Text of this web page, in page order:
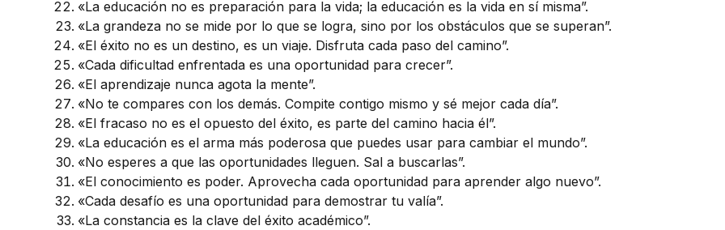
«La educación no es preparación para la vida; la educación es la vida en sí misma”.
«La grandeza no se mide por lo que se logra, sino por los obstáculos que se superan”.
«El éxito no es un destino, es un viaje. Disfruta cada paso del camino”.
«Cada dificultad enfrentada es una oportunidad para crecer”.
«El aprendizaje nunca agota la mente”.
«No te compares con los demás. Compite contigo mismo y sé mejor cada día”.
«El fracaso no es el opuesto del éxito, es parte del camino hacia él”.
«La educación es el arma más poderosa que puedes usar para cambiar el mundo”.
«No esperes a que las oportunidades lleguen. Sal a buscarlas”.
«El conocimiento es poder. Aprovecha cada oportunidad para aprender algo nuevo”.
«Cada desafío es una oportunidad para demostrar tu valía”.
«La constancia es la clave del éxito académico”.